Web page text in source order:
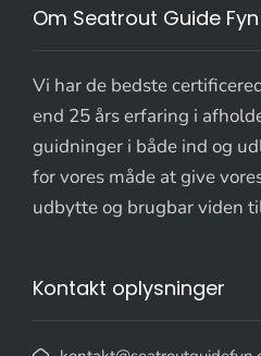
Om Seatrout Guide Fyn
Vi har de bedste
end 25 års erfaring i
guidninger i både ind og
for vores måde at give
udbytte og brugbar viden
Kontakt oplysninger